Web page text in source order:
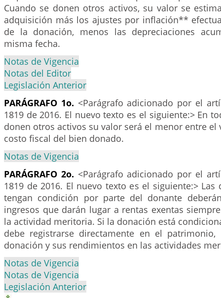
Cuando se donen otros activos, su valor se
adquisición más los ajustes por inflación**
de la donación, menos las depreciaciones
misma fecha.
Notas de Vigencia
Notas del Editor
Legislación Anterior
PARÁGRAFO 1o. <Parágrafo adicionado por el
1819 de 2016. El nuevo texto es el siguiente:> En
donen otros activos su valor será el menor entre el
costo fiscal del bien donado.
Notas de Vigencia
PARÁGRAFO 2o. <Parágrafo adicionado por el
1819 de 2016. El nuevo texto es el siguiente:>
tengan condición por parte del donante
ingresos que darán lugar a rentas exentas
la actividad meritoria. Si la donación está
debe registrarse directamente en el
donación y sus rendimientos en las actividades
Notas de Vigencia
Notas de Vigencia
Legislación Anterior